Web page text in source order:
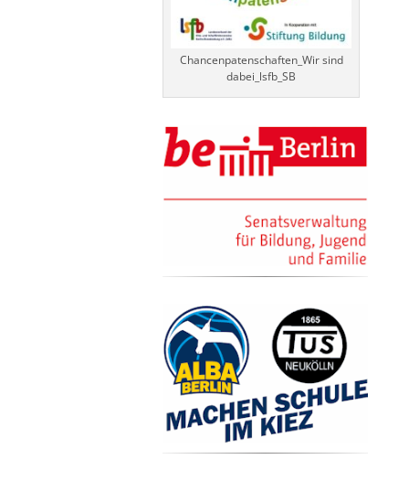
Chancenpatenschaften_Wir sind
dabei_lsfb_SB